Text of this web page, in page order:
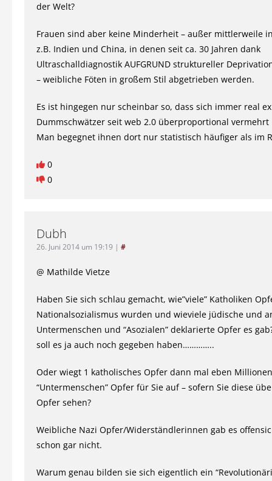
der Welt?
Frauen sind aber keine Minderheit – außer mittlerweile
z.B. Indien und China, in denen seit ca. 30 Jahren dank
Ultraschalldiagnostik AUFGRUND struktureller
– weibliche Föten in großem Stil abgetrieben werden.
Es ist hingegen nur scheinbar so, dass sich immer real
Dummschwätzer seit web 2.0 überproportional vermehrt
Man begegnet ihnen dort nur statistisch häufiger als im
0
0
Dubh
26. Juni 2014 um 19:19 | #
@ Mathilde Vietze
Haben Sie sich schlau gemacht, wie”viele” Katholiken
Nationalsozialismus wurden und wieviele jüdische und
Untermenschen und “Asozialen” deklarierte Opfer es
soll es ja auch noch gegeben haben…………..
Oder wiegt 1 katholisches Opfer dann mal eben
“Untermenschen” Opfer für Sie auf – sofern Sie diese
Opfer sehen?
Weibliche Nazi Opfer/Widerständlerinnen gab es
schon gar nicht.
Warum genau bilden sie sich eigentlich ein